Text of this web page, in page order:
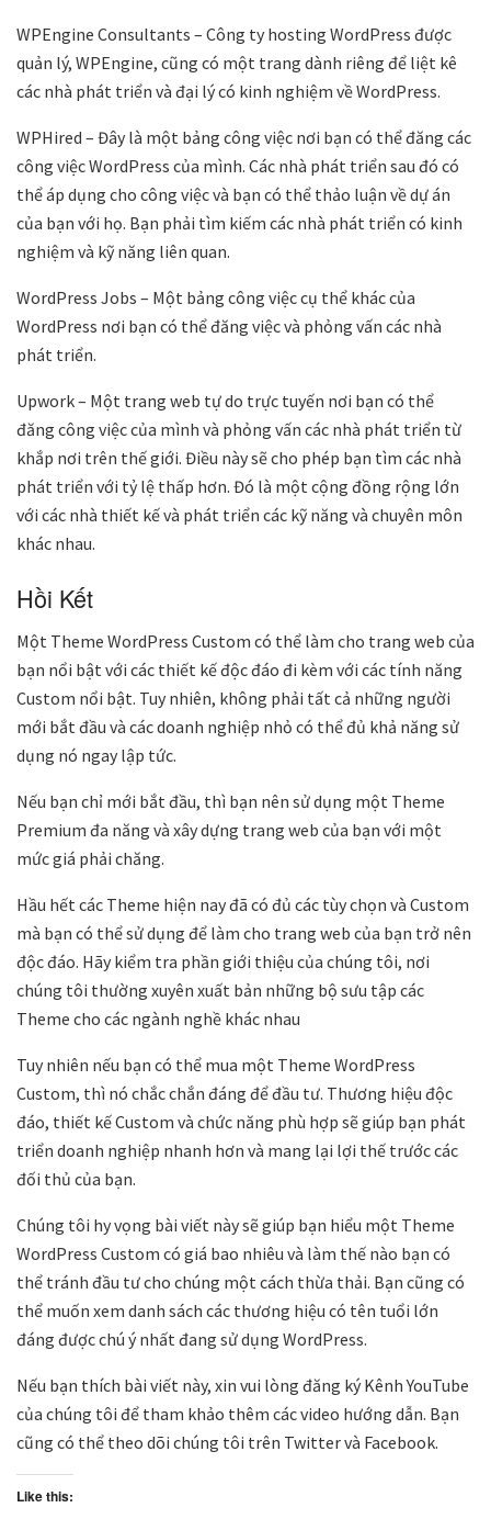
WPEngine Consultants – Công ty hosting WordPress được
quản lý, WPEngine, cũng có một trang dành riêng để liệt kê
các nhà phát triển và đại lý có kinh nghiệm về WordPress.
WPHired – Đây là một bảng công việc nơi bạn có thể đăng các
công việc WordPress của mình. Các nhà phát triển sau đó có
thể áp dụng cho công việc và bạn có thể thảo luận về dự án
của bạn với họ. Bạn phải tìm kiếm các nhà phát triển có kinh
nghiệm và kỹ năng liên quan.
WordPress Jobs – Một bảng công việc cụ thể khác của
WordPress nơi bạn có thể đăng việc và phỏng vấn các nhà
phát triển.
Upwork – Một trang web tự do trực tuyến nơi bạn có thể
đăng công việc của mình và phỏng vấn các nhà phát triển từ
khắp nơi trên thế giới. Điều này sẽ cho phép bạn tìm các nhà
phát triển với tỷ lệ thấp hơn. Đó là một cộng đồng rộng lớn
với các nhà thiết kế và phát triển các kỹ năng và chuyên môn
khác nhau.
Hồi Kết
Một Theme WordPress Custom có thể làm cho trang web của
bạn nổi bật với các thiết kế độc đáo đi kèm với các tính năng
Custom nổi bật. Tuy nhiên, không phải tất cả những người
mới bắt đầu và các doanh nghiệp nhỏ có thể đủ khả năng sử
dụng nó ngay lập tức.
Nếu bạn chỉ mới bắt đầu, thì bạn nên sử dụng một Theme
Premium đa năng và xây dựng trang web của bạn với một
mức giá phải chăng.
Hầu hết các Theme hiện nay đã có đủ các tùy chọn và Custom
mà bạn có thể sử dụng để làm cho trang web của bạn trở nên
độc đáo. Hãy kiểm tra phần giới thiệu của chúng tôi, nơi
chúng tôi thường xuyên xuất bản những bộ sưu tập các
Theme cho các ngành nghề khác nhau
Tuy nhiên nếu bạn có thể mua một Theme WordPress
Custom, thì nó chắc chắn đáng để đầu tư. Thương hiệu độc
đáo, thiết kế Custom và chức năng phù hợp sẽ giúp bạn phát
triển doanh nghiệp nhanh hơn và mang lại lợi thế trước các
đối thủ của bạn.
Chúng tôi hy vọng bài viết này sẽ giúp bạn hiểu một Theme
WordPress Custom có giá bao nhiêu và làm thế nào bạn có
thể tránh đầu tư cho chúng một cách thừa thải. Bạn cũng có
thể muốn xem danh sách các thương hiệu có tên tuổi lớn
đáng được chú ý nhất đang sử dụng WordPress.
Nếu bạn thích bài viết này, xin vui lòng đăng ký Kênh YouTube
của chúng tôi để tham khảo thêm các video hướng dẫn. Bạn
cũng có thể theo dõi chúng tôi trên Twitter và Facebook.
Like this: